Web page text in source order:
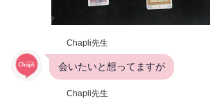
Chapli先生
会いたいと想ってますが
Chapli先生